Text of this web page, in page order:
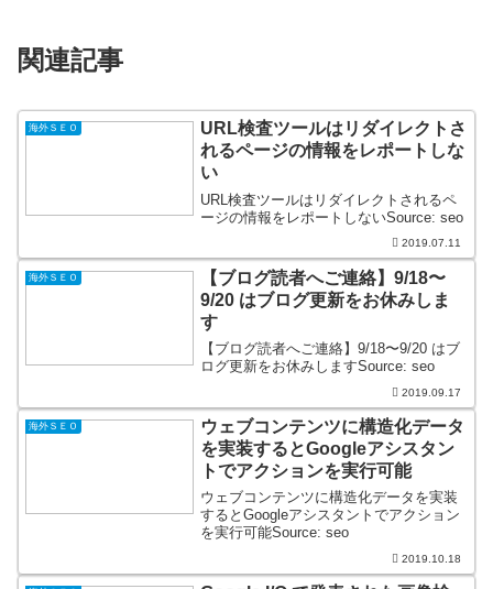
関連記事
海外ＳＥＯ
URL検査ツールはリダイレクトさ
れるページの情報をレポートしな
い
URL検査ツールはリダイレクトされるペ
ージの情報をレポートしないSource: seo
2019.07.11
海外ＳＥＯ
【ブログ読者へご連絡】9/18〜
9/20 はブログ更新をお休みしま
す
【ブログ読者へご連絡】9/18〜9/20 はブ
ログ更新をお休みしますSource: seo
2019.09.17
海外ＳＥＯ
ウェブコンテンツに構造化データ
を実装するとGoogleアシスタン
トでアクションを実行可能
ウェブコンテンツに構造化データを実装
するとGoogleアシスタントでアクション
を実行可能Source: seo
2019.10.18